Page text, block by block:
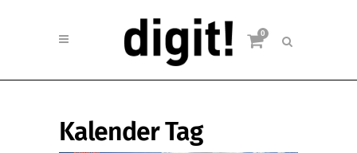
0
Kalender Tag